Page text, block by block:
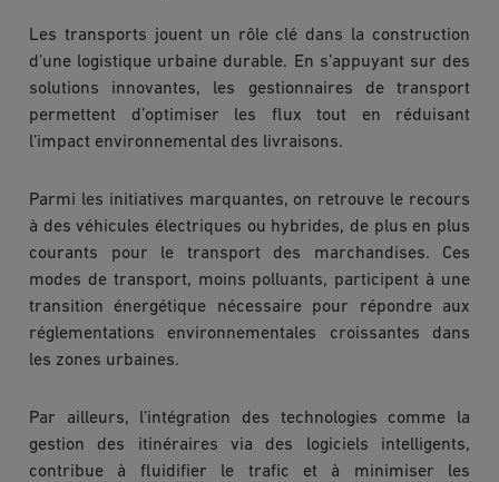
Les transports jouent un rôle clé dans la construction
d’une logistique urbaine durable. En s’appuyant sur des
solutions innovantes, les gestionnaires de transport
permettent d’optimiser les flux tout en réduisant
l’impact environnemental des livraisons.
Parmi les initiatives marquantes, on retrouve le recours
à des véhicules électriques ou hybrides, de plus en plus
courants pour le transport des marchandises. Ces
modes de transport, moins polluants, participent à une
transition énergétique nécessaire pour répondre aux
réglementations environnementales croissantes dans
les zones urbaines.
Par ailleurs, l’intégration des technologies comme la
gestion des itinéraires via des logiciels intelligents,
contribue à fluidifier le trafic et à minimiser les